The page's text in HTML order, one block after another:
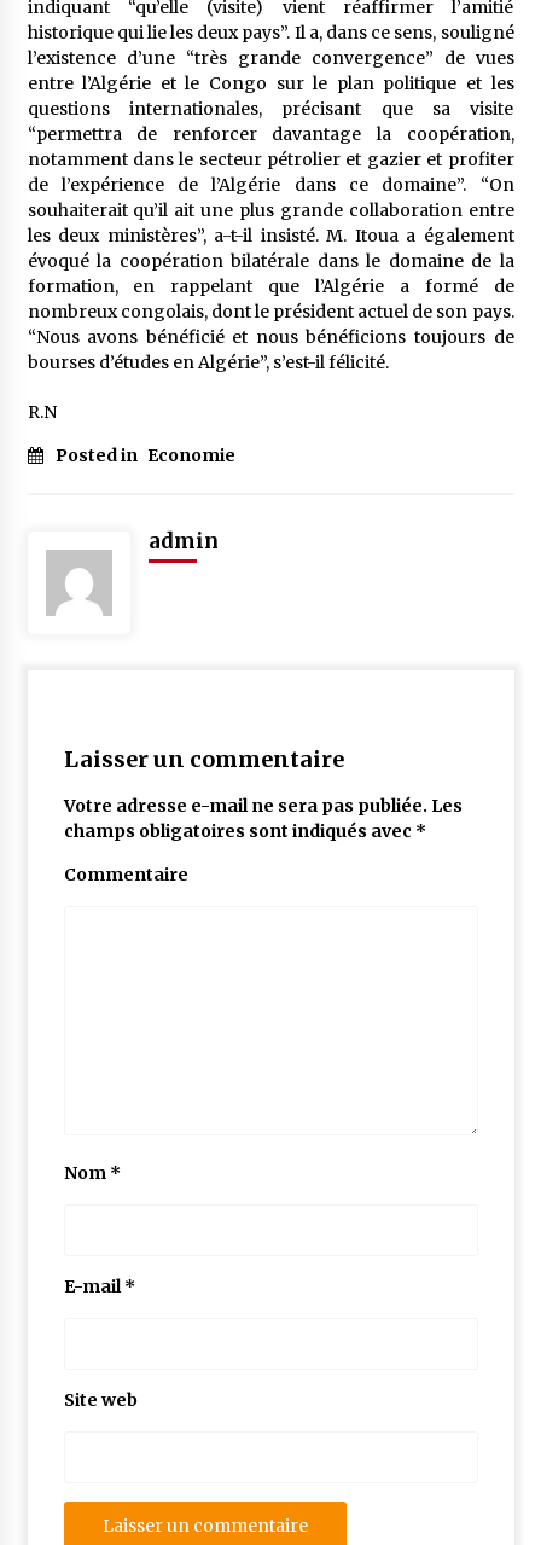
Tradition orale/ D’où viennent les contes et à
5 ans ago
indiquant “qu’elle (visite) vient réaffirmer l’amitié
historique qui lie les deux pays”. Il a, dans ce sens, souligné
l’existence d’une “très grande convergence” de vues
entre l’Algérie et le Congo sur le plan politique et les
questions internationales, précisant que sa visite
“permettra de renforcer davantage la coopération,
notamment dans le secteur pétrolier et gazier et profiter
de l’expérience de l’Algérie dans ce domaine”. “On
souhaiterait qu’il ait une plus grande collaboration entre
les deux ministères”, a-t-il insisté. M. Itoua a également
évoqué la coopération bilatérale dans le domaine de la
formation, en rappelant que l’Algérie a formé de
nombreux congolais, dont le président actuel de son pays.
“Nous avons bénéficié et nous bénéficions toujours de
bourses d’études en Algérie”, s’est-il félicité.
R.N
Posted in Economie
admin
Laisser un commentaire
Votre adresse e-mail ne sera pas publiée. Les
champs obligatoires sont indiqués avec *
Commentaire
Nom *
E-mail*
Site web